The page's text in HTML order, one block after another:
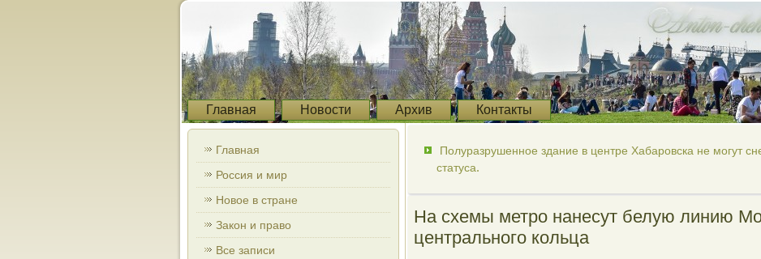
Главная Новости Архив Контакты
Главная
Россия и мир
Новое в стране
Закон и право
Все записи
Полуразрушенное здание в центре Хабаровска не могут
статуса.
На схемы метро нанесут белую линию
центрального кольца